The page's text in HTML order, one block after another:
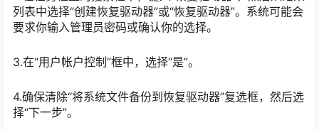
列表中选择“创建恢复驱动器”或“恢复驱动器”。系统可能会
要求你输入管理员密码或确认你的选择。
3.在“用户帐户控制”框中，选择“是”。
4.确保清除“将系统文件备份到恢复驱动器”复选框，然后选
择“下一步”。